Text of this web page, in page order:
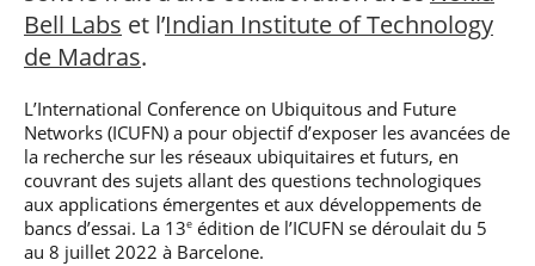
Artificielle – Expert
Data & MLops
Artificielle
multimodale et
autonome
Entreprises &
solutions Mastère
Brochures &
contacts
Événements des
formations de
Mastère Spécialisé
Bell Labs et l’Indian Institute of Technology
de Madras.
L’International Conference on Ubiquitous and Future
Networks (ICUFN) a pour objectif d’exposer les avancées de
la recherche sur les réseaux ubiquitaires et futurs, en
couvrant des sujets allant des questions technologiques
aux applications émergentes et aux développements de
bancs d’essai. La 13e édition de l’ICUFN se déroulait du 5
au 8 juillet 2022 à Barcelone.